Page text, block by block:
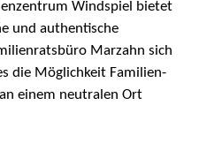
Windspiel bietet
und authentische
Marzahn sich
die Möglichkeit Familien-
einem neutralen Ort